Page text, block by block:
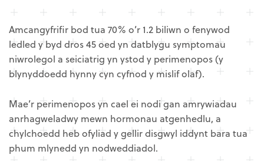
Amcangyfrifir bod tua 70% o’r 1.2 biliwn o fenywod
ledled y byd dros 45 oed yn datblygu symptomau
niwrolegol a seiciatrig yn ystod y perimenopos (y
blynyddoedd hynny cyn cyfnod y mislif olaf).
Mae’r perimenopos yn cael ei nodi gan amrywiadau
anrhagweladwy mewn hormonau atgenhedlu, a
chylchoedd heb ofyliad y gellir disgwyl iddynt bara tua
phum mlynedd yn nodweddiadol.